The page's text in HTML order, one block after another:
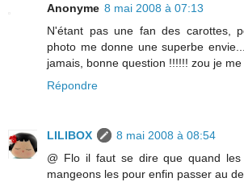
Anonyme 8 mai 2008 à 07:13
N'étant pas une fan des carottes,
photo me donne une superbe
jamais, bonne question !!!!!! zou je me
Répondre
LILIBOX
8 mai 2008 à 08:54
@ Flo il faut se dire que quand les
mangeons les pour enfin passer au